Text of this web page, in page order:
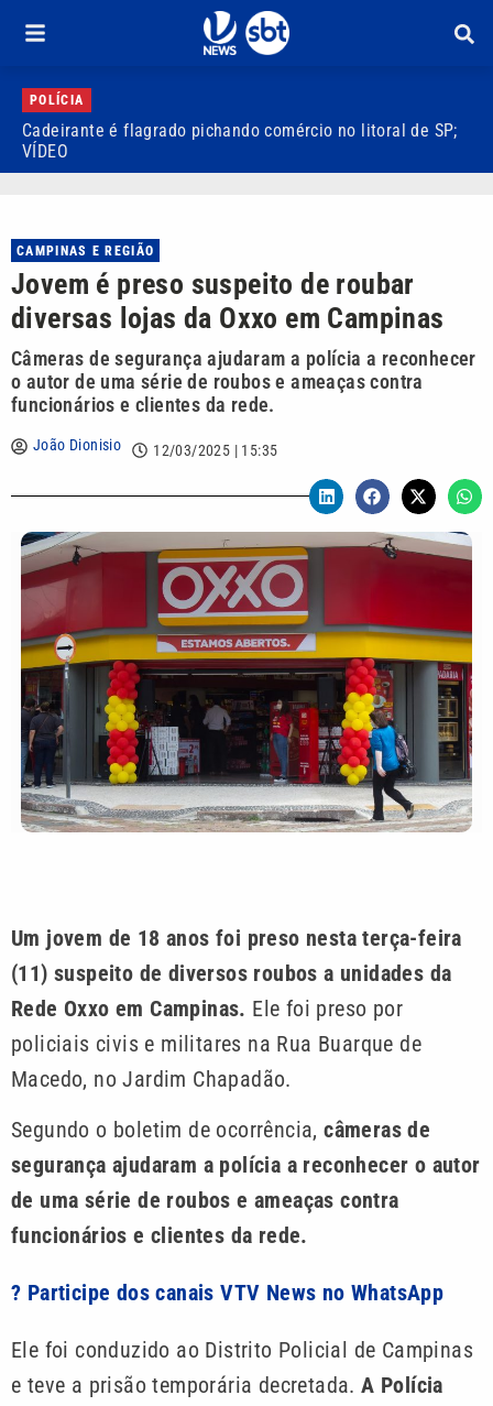
POLÍCIA
Cadeirante é flagrado pichando comércio no litoral de SP;
VÍDEO
CAMPINAS E REGIÃO
Jovem é preso suspeito de roubar
diversas lojas da Oxxo em Campinas
Câmeras de segurança ajudaram a polícia a reconhecer
o autor de uma série de roubos e ameaças contra
funcionários e clientes da rede.
João Dionisio 12/03/2025 | 15:35
Um jovem de 18 anos foi preso nesta terça-feira
(11) suspeito de diversos roubos a unidades da
Rede Oxxo em Campinas. Ele foi preso por
policiais civis e militares na Rua Buarque de
Macedo, no Jardim Chapadão.
Segundo o boletim de ocorrência,câmeras de
segurança ajudaram a polícia a reconhecer o autor
de uma série de roubos e ameaças contra
funcionários e clientes da rede.
? Participe dos canais VTV News no WhatsApp
Ele foi conduzido ao Distrito Policial de Campinas
e teve a prisão temporária decretada. A Polícia